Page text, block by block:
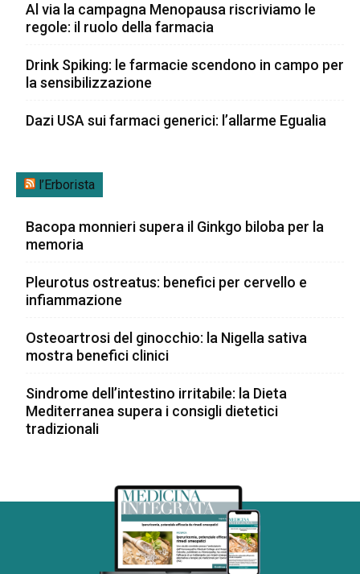
Al via la campagna Menopausa riscriviamo le
regole: il ruolo della farmacia
Drink Spiking: le farmacie scendono in campo per
la sensibilizzazione
Dazi USA sui farmaci generici: l’allarme Egualia
l’Erborista
Bacopa monnieri supera il Ginkgo biloba per la
memoria
Pleurotus ostreatus: benefici per cervello e
infiammazione
Osteoartrosi del ginocchio: la Nigella sativa
mostra benefici clinici
Sindrome dell’intestino irritabile: la Dieta
Mediterranea supera i consigli dietetici
tradizionali